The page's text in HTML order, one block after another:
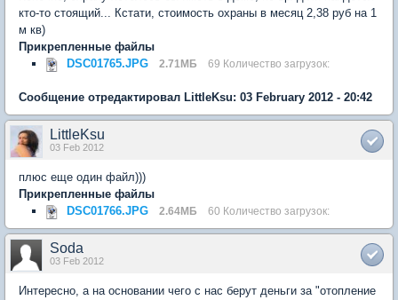
кто-то стоящий... Кстати, стоимость охраны в месяц 2,38 руб на 1
м кв)
Прикрепленные файлы
DSC01765.JPG
2.71МБ 69 Количество загрузок:
Сообщение отредактировал LittleKsu: 03 February 2012 - 20:42
LittleKsu
03 Feb 2012
плюс еще один файл)))
Прикрепленные файлы
DSC01766.JPG
2.64МБ 60 Количество загрузок:
Soda
03 Feb 2012
Интересно, а на основании чего с нас берут деньги за "отопление